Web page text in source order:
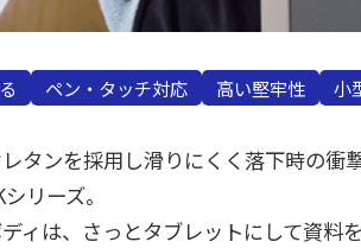
ペン・タッチ対応 高い堅牢性 小
タンを採用し滑りにくく落下時の衝
リーズ。
ィは、さっとタブレットにして資料